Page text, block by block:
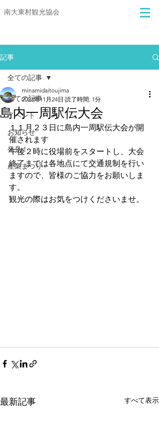
​​南大東村観光協会
記事
全ての記事
イベント
お知らせ
発見！
産業まつり
全ての記事
島内一周駅伝大会
minamidaitoujima
2023年11月24日 読了時間: 1分
１１月２３日に島内一周駅伝大会が開
催されます
午後２時に役場前をスタートし、大会
終了までは各地点にて交通規制を行い
ますので、皆様のご協力をお願いしま
す。
観光の際はお気をつけくださいませ。
最新記事 すべて表示